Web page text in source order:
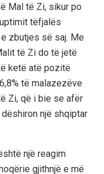
Mal të Zi, sikur po
tëfjalës
e zbutjes së saj. Me
të Zi do të jetë
ketë atë pozitë
të malazezëve
Zi, që i bie se afër
dëshiron një shqiptar
një reagim
gjithnjë e më